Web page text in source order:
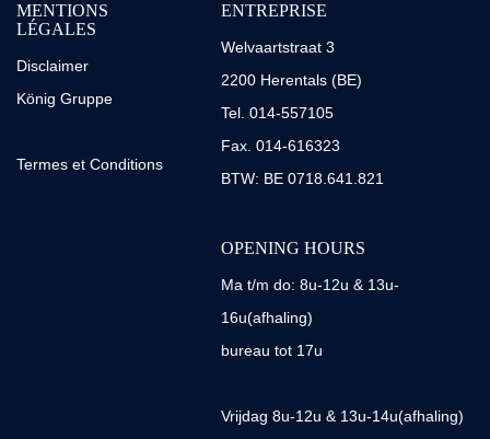
MENTIONS
LÉGALES
Disclaimer
König Gruppe
Termes et Conditions
ENTREPRISE
Welvaartstraat 3
2200 Herentals (BE)
Tel. 014-557105
Fax. 014-616323
BTW: BE 0718.641.821
OPENING HOURS
Ma t/m do: 8u-12u & 13u-
16u(afhaling)
bureau tot 17u
Vrijdag 8u-12u & 13u-14u(afhaling)